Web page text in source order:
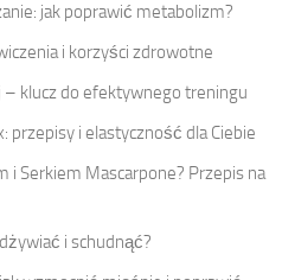
jak poprawić metabolizm?
i korzyści zdrowotne
– klucz do efektywnego treningu
przepisy i elastyczność dla Ciebie
i Serkiem Mascarpone? Przepis na
i schudnąć?